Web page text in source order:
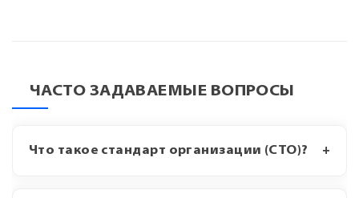
ЧАСТО ЗАДАВАЕМЫЕ ВОПРОСЫ
Что такое стандарт организации (СТО)?